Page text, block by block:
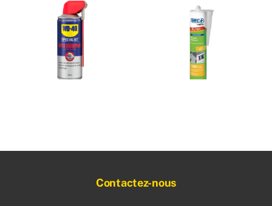
Contactez-nous